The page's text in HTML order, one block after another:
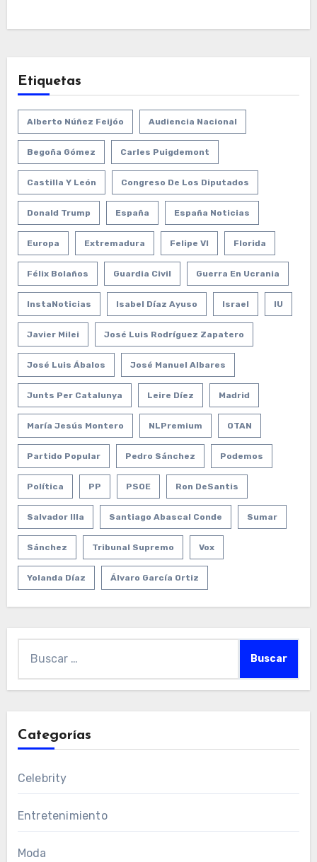
Etiquetas
Alberto Núñez Feijóo Audiencia Nacional
Begoña Gómez Carles Puigdemont
Castilla Y León Congreso De Los Diputados
Donald Trump España España Noticias
Europa Extremadura Felipe VI Florida
Félix Bolaños Guardia Civil Guerra En Ucrania
InstaNoticias Isabel Díaz Ayuso Israel IU
Javier Milei José Luis Rodríguez Zapatero
José Luis Ábalos José Manuel Albares
Junts Per Catalunya Leire Díez Madrid
María Jesús Montero NLPremium OTAN
Partido Popular Pedro Sánchez Podemos
Política PP PSOE Ron DeSantis
Salvador Illa Santiago Abascal Conde Sumar
Sánchez Tribunal Supremo Vox
Yolanda Díaz Álvaro García Ortiz
Categorías
Celebrity
Entretenimiento
Moda